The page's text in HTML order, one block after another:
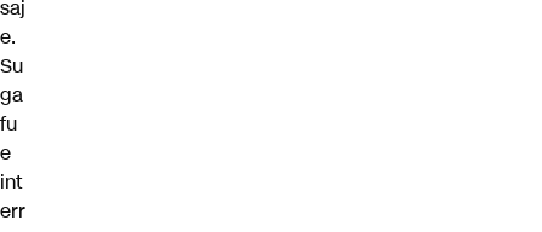
saj
e.
Su
ga
fu
e
int
err